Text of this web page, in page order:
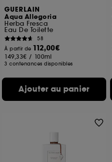
GUERLAIN
Aqua Allegoria
Herba Fresca
Eau De Toilette
58
À partir de 112,00€
149,33€ / 100ml
3 contenances disponibles
Ajouter au panier